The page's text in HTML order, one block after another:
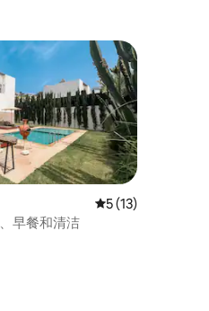
13 条评价
平均评分 5 分（满
5 (13)
早餐和清洁